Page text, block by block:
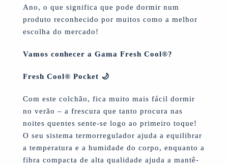
Ano, o que significa que pode dormir num
produto reconhecido por muitos como a melhor
escolha do mercado!
Vamos conhecer a Gama Fresh Cool®?
Fresh Cool® Pocket 🌙
Com este colchão, fica muito mais fácil dormir
no verão – a frescura que tanto procura nas
noites quentes sente-se logo ao primeiro toque!
O seu sistema termorregulador ajuda a equilibrar
a temperatura e a humidade do corpo, enquanto a
fibra compacta de alta qualidade ajuda a mantê-